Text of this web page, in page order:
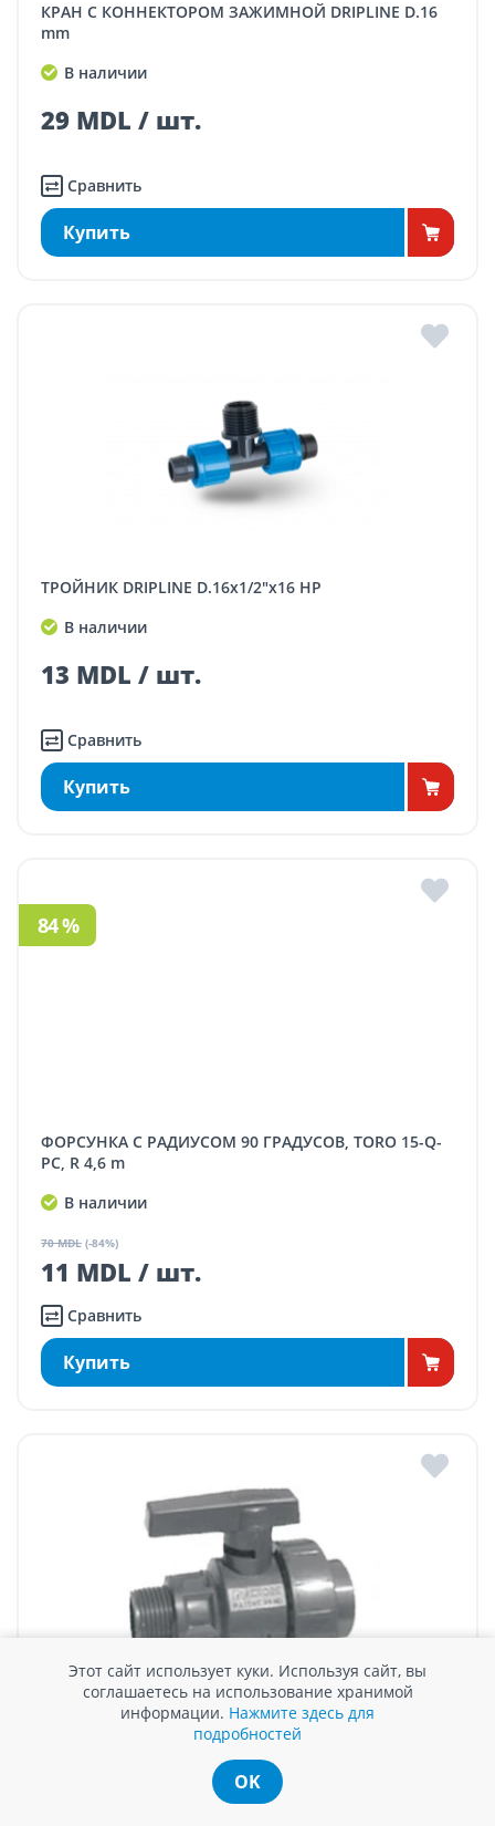
КРАН С КОННЕКТОРОМ ЗАЖИМНОЙ DRIPLINE D.16
mm
В наличии
29 MDL / шт.
Сравнить
Купить
ТРОЙНИК DRIPLINE D.16x1/2"x16 НР
В наличии
13 MDL / шт.
Сравнить
Купить
ФОРСУНКА С РАДИУСОМ 90 ГРАДУСОВ, TORO 15-Q-
PC, R 4,6 m
В наличии
70 MDL (-84%)
11 MDL / шт.
84 %
Сравнить
Купить
Этот сайт использует куки. Используя сайт, вы
соглашаетесь на использование хранимой
информации. Нажмите здесь для
подробностей
OK